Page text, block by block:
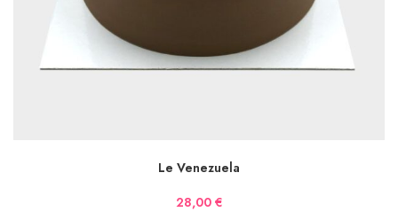
Le Venezuela
28,00 €